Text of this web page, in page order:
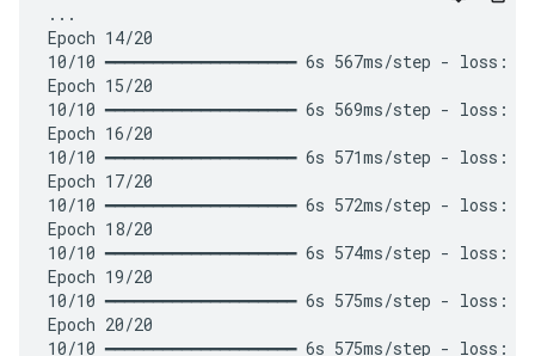
...
Epoch 14/20
10/10 ━━━━━━━━━━━━━━━━━━━━ 6s 567ms/step -
Epoch 15/20
10/10 ━━━━━━━━━━━━━━━━━━━━ 6s 569ms/step -
Epoch 16/20
10/10 ━━━━━━━━━━━━━━━━━━━━ 6s 571ms/step -
Epoch 17/20
10/10 ━━━━━━━━━━━━━━━━━━━━ 6s 572ms/step -
Epoch 18/20
10/10 ━━━━━━━━━━━━━━━━━━━━ 6s 574ms/step -
Epoch 19/20
10/10 ━━━━━━━━━━━━━━━━━━━━ 6s 575ms/step -
Epoch 20/20